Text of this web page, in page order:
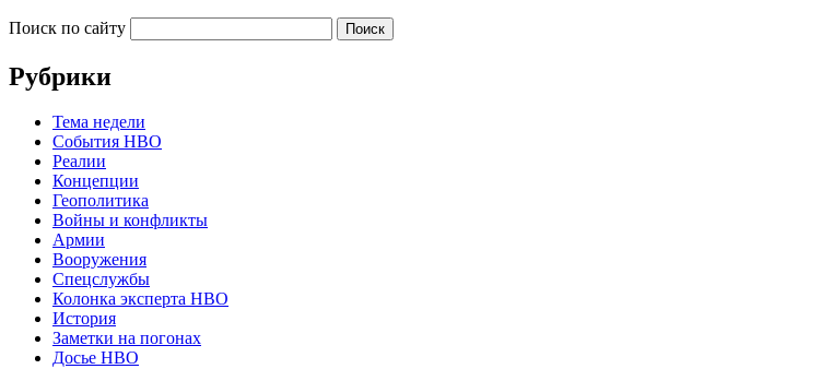
Поиск по сайту
Рубрики
Тема недели
События НВО
Реалии
Концепции
Геополитика
Войны и конфликты
Армии
Вооружения
Спецслужбы
Колонка эксперта НВО
История
Заметки на погонах
Досье НВО